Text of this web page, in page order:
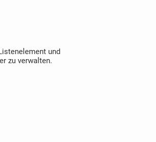
und
zu verwalten.